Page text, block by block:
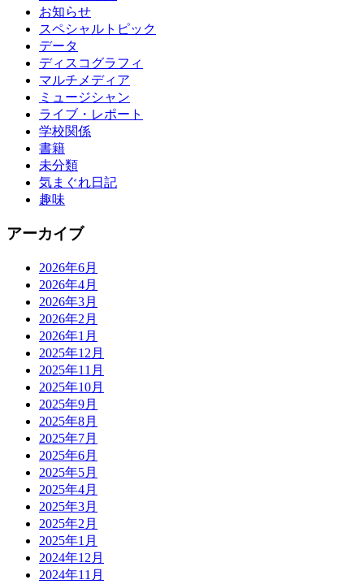
お知らせ
スペシャルトピック
データ
ディスコグラフィ
マルチメディア
ミュージシャン
ライブ・レポート
学校関係
書籍
未分類
気まぐれ日記
趣味
アーカイブ
2026年6月
2026年4月
2026年3月
2026年2月
2026年1月
2025年12月
2025年11月
2025年10月
2025年9月
2025年8月
2025年7月
2025年6月
2025年5月
2025年4月
2025年3月
2025年2月
2025年1月
2024年12月
2024年11月